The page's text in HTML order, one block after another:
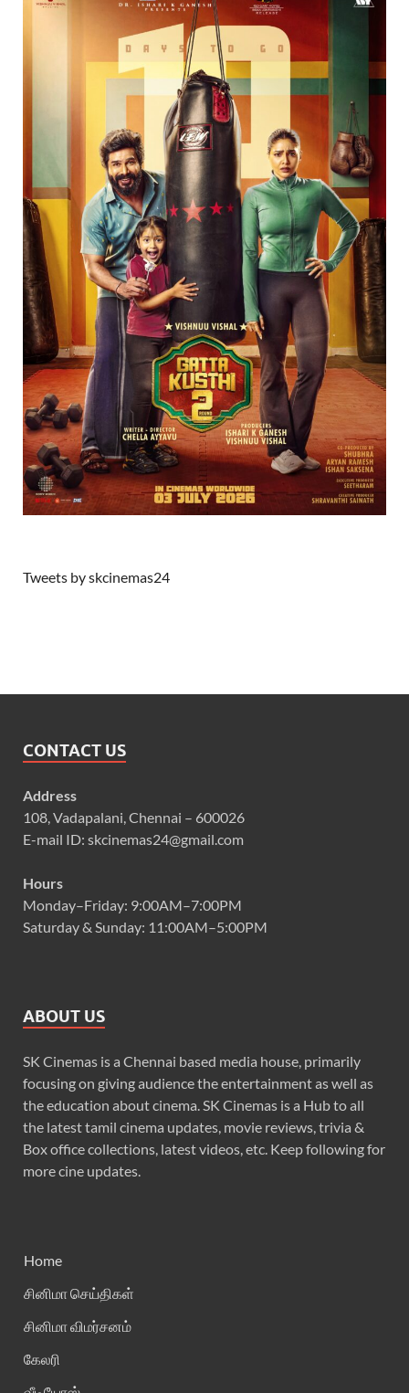
Tweets by skcinemas24
CONTACT US
Address
108, Vadapalani, Chennai – 600026
E-mail ID: skcinemas24@gmail.com
Hours
Monday–Friday: 9:00AM–7:00PM
Saturday & Sunday: 11:00AM–5:00PM
ABOUT US
SK Cinemas is a Chennai based media house, primarily
focusing on giving audience the entertainment as well as
the education about cinema. SK Cinemas is a Hub to all
the latest tamil cinema updates, movie reviews, trivia &
Box office collections, latest videos, etc. Keep following for
more cine updates.
Home
சினிமா செய்திகள்
சினிமா விமர்சனம்
கேலரி